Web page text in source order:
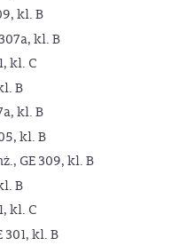
kl. B
kl. B
kl. C
B
kl. B
kl. B
GE 309, kl. B
B
kl. C
301, kl. B